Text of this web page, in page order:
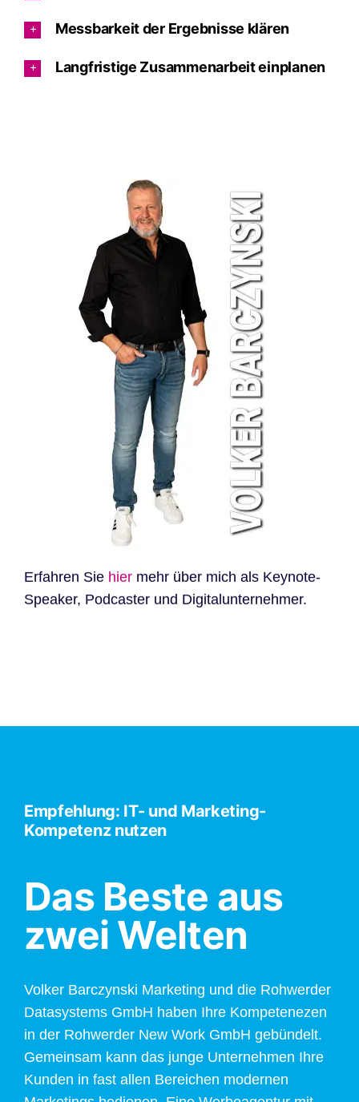
Messbarkeit der Ergebnisse klären
Langfristige Zusammenarbeit einplanen
Erfahren Sie hiermehr über mich als Keynote-
Speaker, Podcaster und Digitalunternehmer.
Empfehlung: IT- und Marketing-
Kompetenz nutzen
Das Beste aus
zwei Welten
Volker Barczynski Marketing und die Rohwerder
Datasystems GmbH haben Ihre Kompetenezen
in der Rohwerder New Work GmbH gebündelt.
Gemeinsam kann das junge Unternehmen Ihre
Kunden in fast allen Bereichen modernen